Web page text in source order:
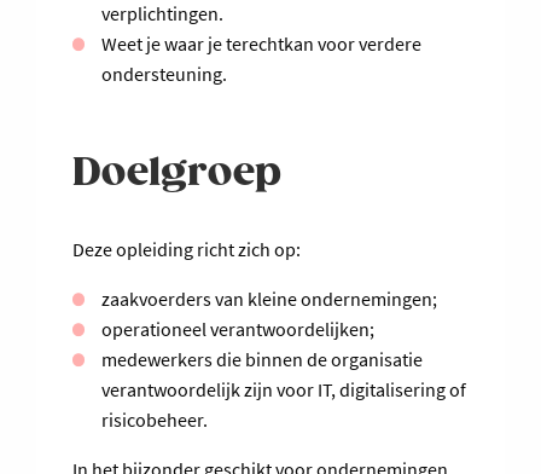
verplichtingen.
Weet je waar je terechtkan voor verdere
ondersteuning.
Doelgroep
Deze opleiding richt zich op:
zaakvoerders van kleine ondernemingen;
operationeel verantwoordelijken;
medewerkers die binnen de organisatie
verantwoordelijk zijn voor IT, digitalisering of
risicobeheer.